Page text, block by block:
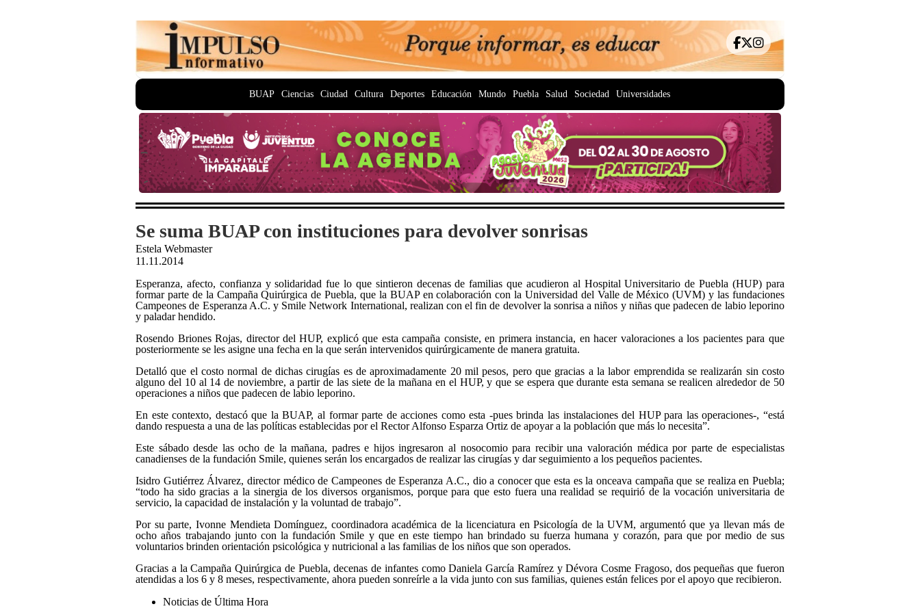
BUAP Ciencias Ciudad Cultura Deportes Educación Mundo Puebla Salud Sociedad Universidades
Se suma BUAP con instituciones para devolver sonrisas
Estela Webmaster
11.11.2014
Esperanza, afecto, confianza y solidaridad fue lo que sintieron decenas de familias que acudieron al Hospital Universitario de Puebla (HUP) para
formar parte de la Campaña Quirúrgica de Puebla, que la BUAP en colaboración con la Universidad del Valle de México (UVM) y las fundaciones
Campeones de Esperanza A.C. y Smile Network International, realizan con el fin de devolver la sonrisa a niños y niñas que padecen de labio leporino
y paladar hendido.
Rosendo Briones Rojas, director del HUP, explicó que esta campaña consiste, en primera instancia, en hacer valoraciones a los pacientes para que
posteriormente se les asigne una fecha en la que serán intervenidos quirúrgicamente de manera gratuita.
Detalló que el costo normal de dichas cirugías es de aproximadamente 20 mil pesos, pero que gracias a la labor emprendida se realizarán sin costo
alguno del 10 al 14 de noviembre, a partir de las siete de la mañana en el HUP, y que se espera que durante esta semana se realicen alrededor de 50
operaciones a niños que padecen de labio leporino.
En este contexto, destacó que la BUAP, al formar parte de acciones como esta -pues brinda las instalaciones del HUP para las operaciones-, “está
dando respuesta a una de las políticas establecidas por el Rector Alfonso Esparza Ortiz de apoyar a la población que más lo necesita”.
Este sábado desde las ocho de la mañana, padres e hijos ingresaron al nosocomio para recibir una valoración médica por parte de especialistas
canadienses de la fundación Smile, quienes serán los encargados de realizar las cirugías y dar seguimiento a los pequeños pacientes.
Isidro Gutiérrez Álvarez, director médico de Campeones de Esperanza A.C., dio a conocer que esta es la onceava campaña que se realiza en Puebla;
“todo ha sido gracias a la sinergia de los diversos organismos, porque para que esto fuera una realidad se requirió de la vocación universitaria de
servicio, la capacidad de instalación y la voluntad de trabajo”.
Por su parte, Ivonne Mendieta Domínguez, coordinadora académica de la licenciatura en Psicología de la UVM, argumentó que ya llevan más de
ocho años trabajando junto con la fundación Smile y que en este tiempo han brindado su fuerza humana y corazón, para que por medio de sus
voluntarios brinden orientación psicológica y nutricional a las familias de los niños que son operados.
Gracias a la Campaña Quirúrgica de Puebla, decenas de infantes como Daniela García Ramírez y Dévora Cosme Fragoso, dos pequeñas que fueron
atendidas a los 6 y 8 meses, respectivamente, ahora pueden sonreírle a la vida junto con sus familias, quienes están felices por el apoyo que recibieron.
Noticias de Última Hora